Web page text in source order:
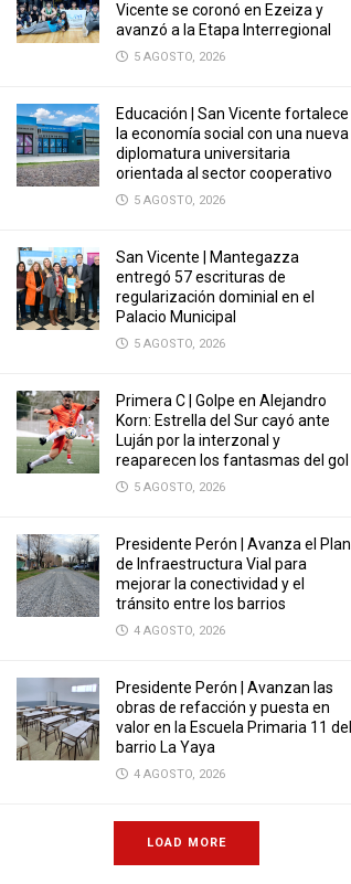
Vicente se coronó en Ezeiza y
avanzó a la Etapa Interregional
5 AGOSTO, 2026
Educación | San Vicente fortalece
la economía social con una nueva
diplomatura universitaria
orientada al sector cooperativo
5 AGOSTO, 2026
San Vicente | Mantegazza
entregó 57 escrituras de
regularización dominial en el
Palacio Municipal
5 AGOSTO, 2026
Primera C | Golpe en Alejandro
Korn: Estrella del Sur cayó ante
Luján por la interzonal y
reaparecen los fantasmas del gol
5 AGOSTO, 2026
Presidente Perón | Avanza el Plan
de Infraestructura Vial para
mejorar la conectividad y el
tránsito entre los barrios
4 AGOSTO, 2026
Presidente Perón | Avanzan las
obras de refacción y puesta en
valor en la Escuela Primaria 11 del
barrio La Yaya
4 AGOSTO, 2026
LOAD MORE